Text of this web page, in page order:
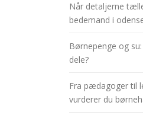
Når detaljerne
bedemand i
Børnepenge og
dele?
Fra pædagoger til
vurderer du